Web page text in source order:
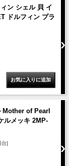
ン シェル 貝 イ
ドルフィン プラ
Mother of Pearl
ルメッキ 2MP-
台]